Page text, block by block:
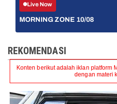
Live Now
MORNING ZONE 10/08